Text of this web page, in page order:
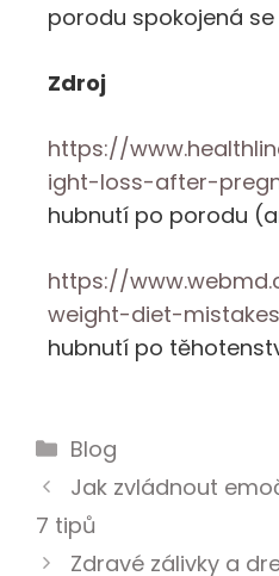
porodu spokojená
Zdroj
https://
ight-loss-after-
hubnutí po porodu
https://
weight-diet-mistakes
hubnutí po
Blog
Jak zvládnout
7 tipů
Zdravé zálivky a